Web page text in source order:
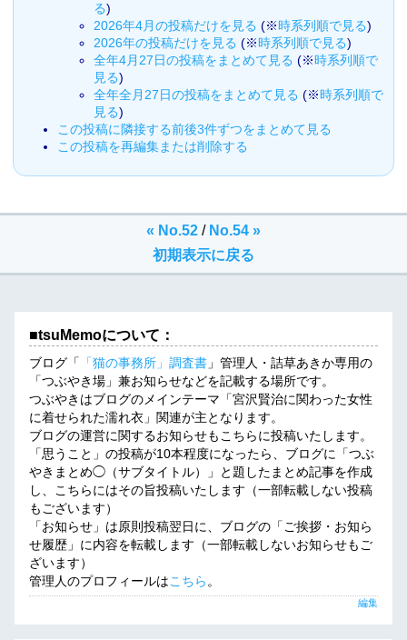
る)
2026年4月の投稿だけを見る (※時系列順で見る)
2026年の投稿だけを見る (※時系列順で見る)
全年4月27日の投稿をまとめて見る (※時系列順で
見る)
全年全月27日の投稿をまとめて見る (※時系列順で
見る)
この投稿に隣接する前後3件ずつをまとめて見る
この投稿を再編集または削除する
« No.52 / No.54 »
初期表示に戻る
■tsuMemoについて：
ブログ「 「猫の事務所」調査書 」管理人・詰草あきか専用の
「つぶやき場」兼お知らせなどを記載する場所です。
つぶやきはブログのメインテーマ「宮沢賢治に関わった女性
に着せられた濡れ衣」関連が主となります。
ブログの運営に関するお知らせもこちらに投稿いたします。
「思うこと」の投稿が10本程度になったら、ブログに「つぶ
やきまとめ◯（サブタイトル）」と題したまとめ記事を作成
し、こちらにはその旨投稿いたします（一部転載しない投稿
もございます）
「お知らせ」は原則投稿翌日に、ブログの「ご挨拶・お知ら
せ履歴」に内容を転載します（一部転載しないお知らせもご
ざいます）
管理人のプロフィールはこちら 。
編集